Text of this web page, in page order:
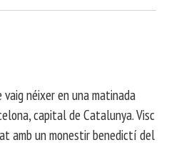
vaig néixer en una matinada
capital de Catalunya. Visc
amb un monestir benedictí del